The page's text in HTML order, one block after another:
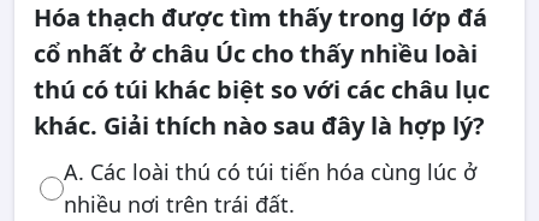
Hóa thạch được tìm thấy trong lớp đá
cổ nhất ở châu Úc cho thấy nhiều loài
thú có túi khác biệt so với các châu lục
khác. Giải thích nào sau đây là hợp lý?
A. Các loài thú có túi tiến hóa cùng lúc ở
nhiều nơi trên trái đất.